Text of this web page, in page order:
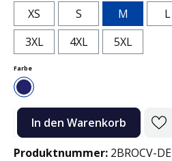
XS S M L
3XL
4XL 5XL
Farbeauswählen
Denim Blue
Produkt Anzahl: Gib den
In den Warenkorb
Produktnummer: 2BROCV-